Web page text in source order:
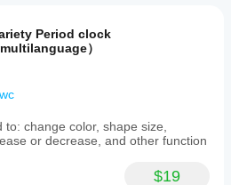
Period clock
）
change color, shape size,
or decrease, and other function
$19